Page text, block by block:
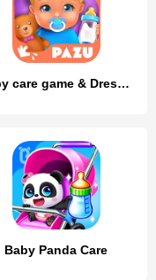
Baby care game & Dress up
Baby Panda Care